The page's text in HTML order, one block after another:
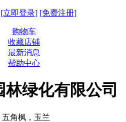
[立即登录] [免费注册]
购物车
收藏店铺
最新消息
帮助中心
绿化有限公司
五角枫，玉兰